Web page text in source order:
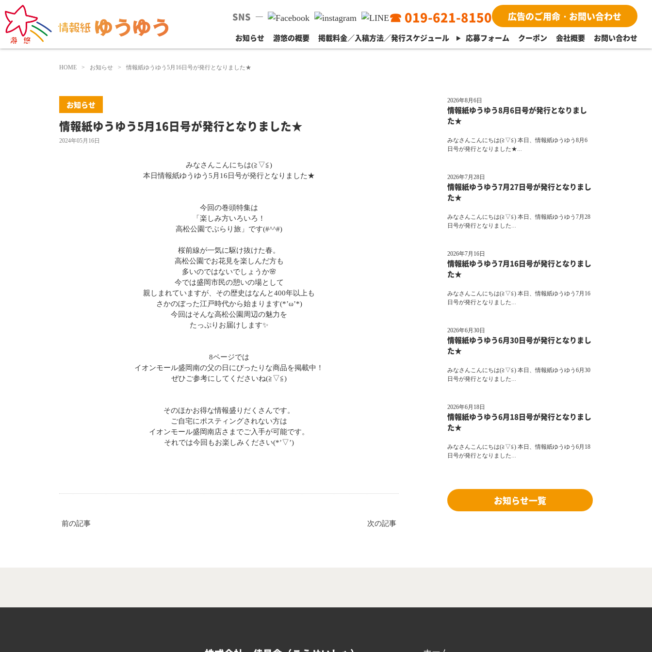
SNS ☎ 019-621-8150 広告のご用命・お問い合わせ
お知らせ 游悠の概要 掲載料金／入稿方法／発行スケジュール 応募フォーム クーポン 会社概要 お問い合わせ
HOME お知らせ 情報紙ゆうゆう5月16日号が発行となりました★
お知らせ
情報紙ゆうゆう5月16日号が発行となりました★
2024年05月16日
みなさんこんにちは(≧▽≦)
本日情報紙ゆうゆう5月16日号が発行となりました★
今回の巻頭特集は
「楽しみ方いろいろ！
高松公園でぶらり旅」です(#^^#)
桜前線が一気に駆け抜けた春。
高松公園でお花見を楽しんだ方も
多いのではないでしょうか🌸
今では盛岡市民の憩いの場として
親しまれていますが、その歴史はなんと400年以上も
さかのぼった江戸時代から始まります(*’ω’*)
今回はそんな高松公園周辺の魅力を
たっぷりお届けします✨
8ページでは
イオンモール盛岡南の父の日にぴったりな商品を掲載中！
ぜひご参考にしてくださいね(≧▽≦)
そのほかお得な情報盛りだくさんです。
ご自宅にポスティングされない方は
イオンモール盛岡南店さまでご入手が可能です。
それでは今回もお楽しみください(*’▽’)
前の記事 次の記事
2026年8月6日
情報紙ゆうゆう8月6日号が発行となりまし
た★
みなさんこんにちは(≧▽≦) 本日、情報紙ゆうゆう8月6
日号が発行となりました★
2026年7月28日
情報紙ゆうゆう7月27日号が発行となりまし
た★
みなさんこんにちは(≧▽≦) 本日、情報紙ゆうゆう7月28
日号が発行となりました
2026年7月16日
情報紙ゆうゆう7月16日号が発行となりまし
た★
みなさんこんにちは(≧▽≦) 本日、情報紙ゆうゆう7月16
日号が発行となりました
2026年6月30日
情報紙ゆうゆう6月30日号が発行となりまし
た★
みなさんこんにちは(≧▽≦) 本日、情報紙ゆうゆう6月30
日号が発行となりました
2026年6月18日
情報紙ゆうゆう6月18日号が発行となりまし
た★
みなさんこんにちは(≧▽≦) 本日、情報紙ゆうゆう6月18
日号が発行となりました
お知らせ一覧